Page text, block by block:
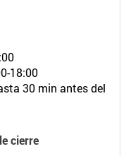
18:00
30 min antes del
cierre